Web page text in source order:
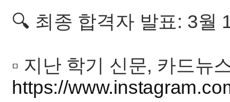
🔍 최종 합격자 발표: 3월
▫️ 지난 학기 신문, 카드뉴
https://